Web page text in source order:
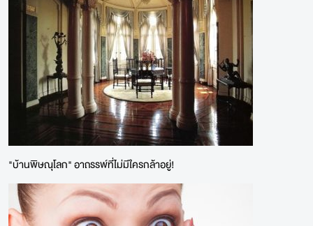
"บ้านพิษณุโลก" อาถรรพ์ที่ไม่มีใครกล้าอยู่!